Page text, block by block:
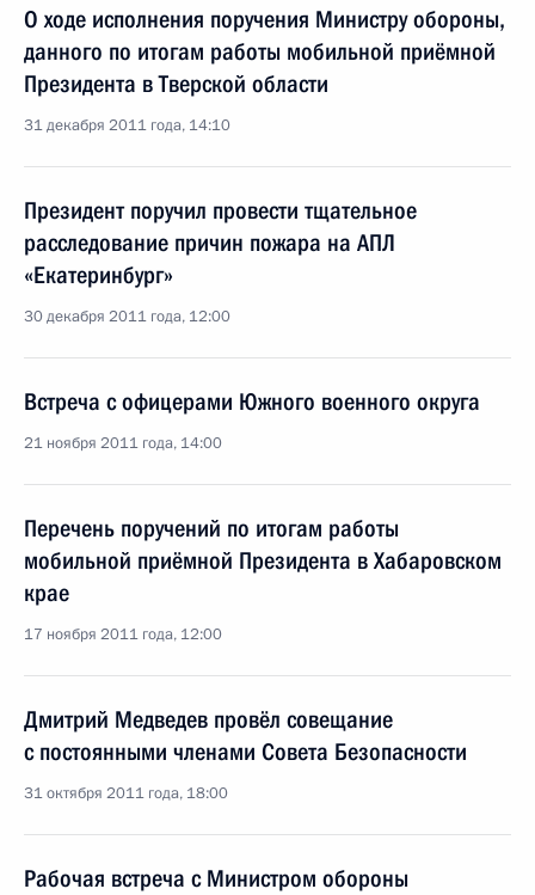
О ходе исполнения поручения Министру обороны,
данного по итогам работы мобильной приёмной
Президента в Тверской области
31 декабря 2011 года, 14:10
Президент поручил провести тщательное
расследование причин пожара на АПЛ
«Екатеринбург»
30 декабря 2011 года, 12:00
Встреча с офицерами Южного военного округа
21 ноября 2011 года, 14:00
Перечень поручений по итогам работы
мобильной приёмной Президента в Хабаровском
крае
17 ноября 2011 года, 12:00
Дмитрий Медведев провёл совещание
с постоянными членами Совета Безопасности
31 октября 2011 года, 18:00
Рабочая встреча с Министром обороны